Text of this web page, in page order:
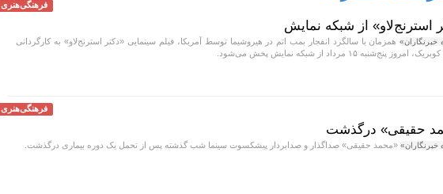
فرهنگی‌هنری
استرنج‌لاو» از شبکه نمایش
خبرنگاران»همزمان با سالگرد انفجار بمب اتم در هیروشیما توسط آمریکا، فیلم سینمایی «دکتر استرنج‌لاو» به کارگردانی
امروز پنج‌شنبه ۱۵ مرداد از شبکه نمایش پخش می‌شود.
فرهنگی‌هنری
حقیقی» درگذشت
خبرنگاران» «محمد حقیقی» صداگذار و صدابردار پیشکسوت سینما شب گذشته پس از تحمل یک دوره بیماری درگذشت.